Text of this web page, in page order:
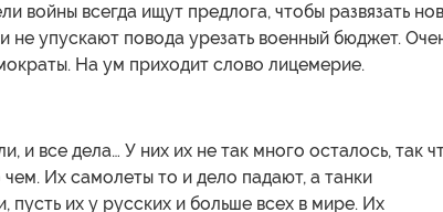
войны всегда ищут предлога, чтобы развязать
не упускают повода урезать военный бюджет.
На ум приходит слово лицемерие.
и все дела… У них их не так много осталось, так
Их самолеты то и дело падают, а танки
пусть их у русских и больше всех в мире. Их